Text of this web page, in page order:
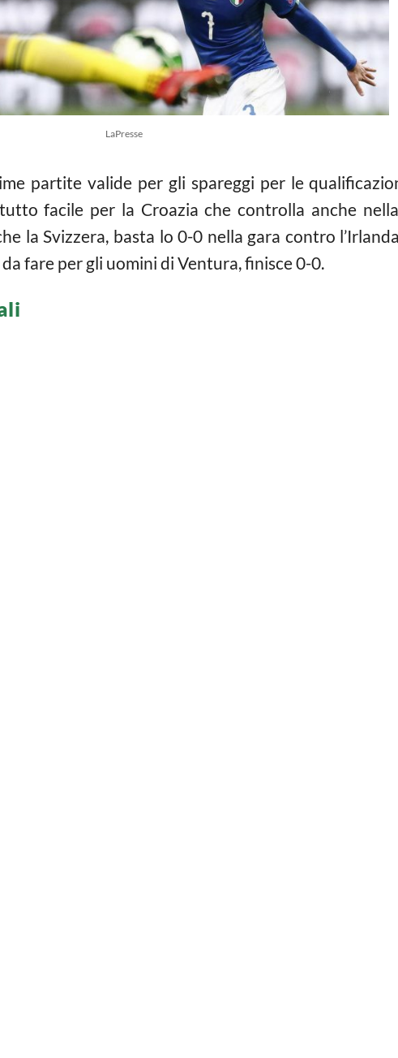
LaPresse
partite valide per gli spareggi per le
facile per la Croazia che controlla anche
la Svizzera, basta lo 0-0 nella gara contro
fare per gli uomini di Ventura, finisce 0-0.